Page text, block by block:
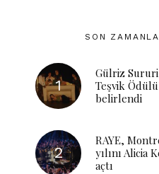
SON
Gülriz
Teşvik
belirlendi
RAYE,
yılını Alicia
açtı